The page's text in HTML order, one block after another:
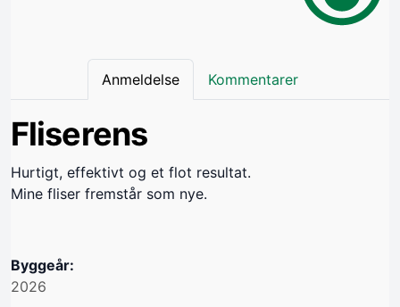
Anmeldelse Kommentarer
Fliserens
Hurtigt, effektivt og et flot resultat.
Mine fliser fremstår som nye.
Byggeår:
2026